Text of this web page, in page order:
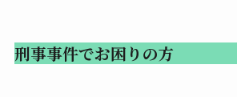
刑事事件でお困りの方